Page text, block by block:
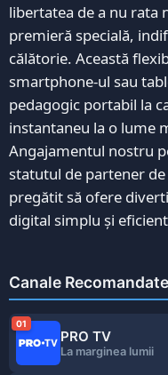
libertatea de a nu rata
premieră specială,
călătorie. Această
smartphone-ul sau
pedagogic portabil la
instantaneu la o lume
Angajamentul nostru
statutul de partener
pregătit să ofere
digital simplu și
Canale Recomandate
01
PRO TV
La marginea lumii